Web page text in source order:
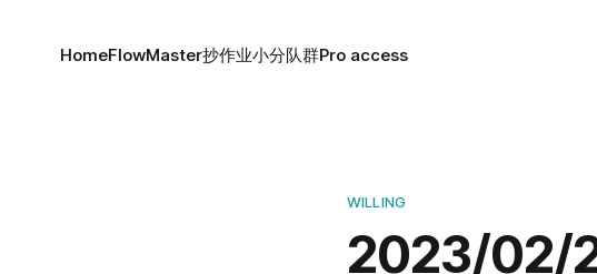
HomeFlowMaster抄作业小分队群Pro access
WILLING
2023/02/